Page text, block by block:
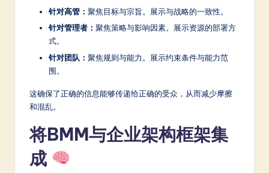
针对高管： 聚焦目标与宗旨。展示与战略的一致性。
针对管理者： 聚焦策略与影响因素。展示资源的部署方
式。
针对团队： 聚焦规则与能力。展示约束条件与能力范
围。
这确保了正确的信息能够传递给正确的受众，从而减少摩擦
和混乱。
将BMM与企业架构框架集
成